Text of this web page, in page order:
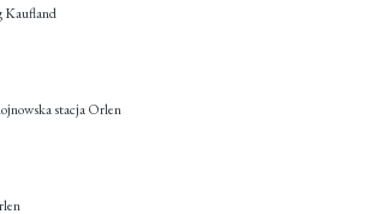
Kaufland
stacja Orlen